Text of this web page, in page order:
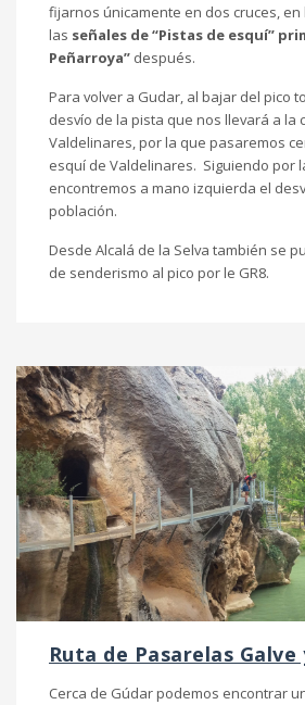
fijarnos únicamente en dos cruces,
las señales de “Pistas de esquí”
Peñarroya” después.
Para volver a Gudar, al bajar del pico
desvío de la pista que nos llevará a la
Valdelinares, por la que pasaremos
esquí de Valdelinares. Siguiendo por
encontremos a mano izquierda el
población.
Desde Alcalá de la Selva también se
de senderismo al pico por le GR8.
Ruta de Pasarelas Galve
Cerca de Gúdar podemos encontrar